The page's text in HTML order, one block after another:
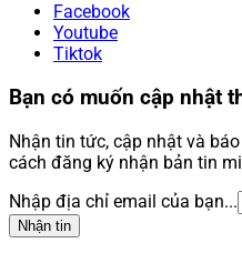
Facebook
Youtube
Tiktok
Bạn có muốn cập nhật
Nhận tin tức, cập nhật và
cách đăng ký nhận bản tin
Nhập địa chỉ email của bạn...
Nhận tin